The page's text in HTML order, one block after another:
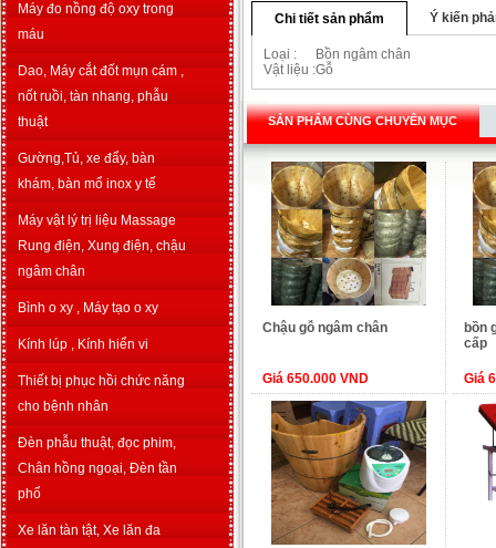
Máy đo nồng độ oxy trong
máu
Dao, Máy cắt đốt mụn cám ,
nốt ruồi, tàn nhang, phẫu
thuật
Gường,Tủ, xe đẩy, bàn
khám, bàn mổ inox y tế
Máy vật lý trị liệu Massage
Rung điện, Xung điện, chậu
ngâm chân
Bình o xy , Máy tạo o xy
Kính lúp , Kính hiển vi
Thiết bị phục hồi chức năng
cho bệnh nhân
Đèn phẫu thuật, đọc phim,
Chân hồng ngoại, Đèn tần
phổ
Xe lăn tàn tật, Xe lăn đa
Chi tiết sản phẩm Ý kiến
Loại :
Bồn ngâm chân
Vật liệu :Gỗ
SẢN PHẨM CÙNG CHUYÊN MỤC
Chậu gỗ ngâm chân
Giá 650.000 VND
bồn
cấp
Giá